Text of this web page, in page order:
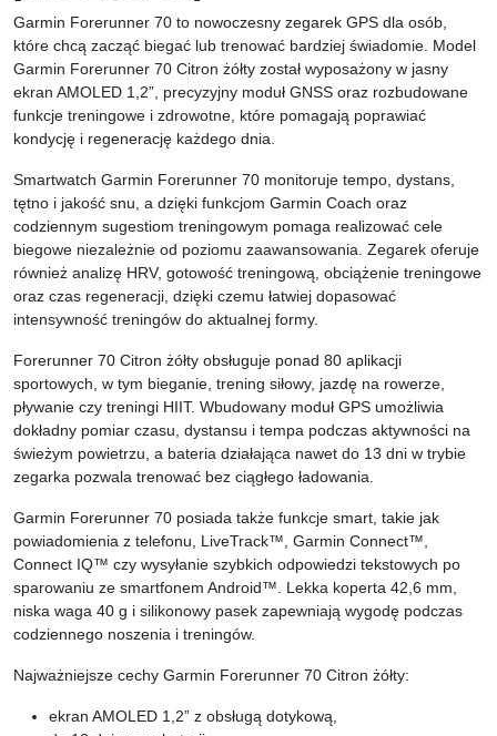
Garmin Forerunner 70 to nowoczesny zegarek GPS dla osób,
które chcą zacząć biegać lub trenować bardziej świadomie. Model
Garmin Forerunner 70 Citron żółty został wyposażony w jasny
ekran AMOLED 1,2”, precyzyjny moduł GNSS oraz rozbudowane
funkcje treningowe i zdrowotne, które pomagają poprawiać
kondycję i regenerację każdego dnia.
Smartwatch Garmin Forerunner 70 monitoruje tempo, dystans,
tętno i jakość snu, a dzięki funkcjom Garmin Coach oraz
codziennym sugestiom treningowym pomaga realizować cele
biegowe niezależnie od poziomu zaawansowania. Zegarek oferuje
również analizę HRV, gotowość treningową, obciążenie treningowe
oraz czas regeneracji, dzięki czemu łatwiej dopasować
intensywność treningów do aktualnej formy.
Forerunner 70 Citron żółty obsługuje ponad 80 aplikacji
sportowych, w tym bieganie, trening siłowy, jazdę na rowerze,
pływanie czy treningi HIIT. Wbudowany moduł GPS umożliwia
dokładny pomiar czasu, dystansu i tempa podczas aktywności na
świeżym powietrzu, a bateria działająca nawet do 13 dni w trybie
zegarka pozwala trenować bez ciągłego ładowania.
Garmin Forerunner 70 posiada także funkcje smart, takie jak
powiadomienia z telefonu, LiveTrack™, Garmin Connect™,
Connect IQ™ czy wysyłanie szybkich odpowiedzi tekstowych po
sparowaniu ze smartfonem Android™. Lekka koperta 42,6 mm,
niska waga 40 g i silikonowy pasek zapewniają wygodę podczas
codziennego noszenia i treningów.
Najważniejsze cechy Garmin Forerunner 70 Citron żółty:
ekran AMOLED 1,2” z obsługą dotykową,